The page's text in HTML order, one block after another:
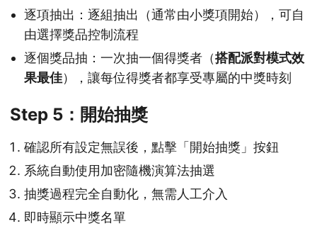
逐項抽出：逐組抽出（通常由小獎項開始），可自
由選擇獎品控制流程
逐個獎品抽：一次抽一個得獎者（搭配派對模式效
果最佳），讓每位得獎者都享受專屬的中獎時刻
Step 5：開始抽獎
確認所有設定無誤後，點擊「開始抽獎」按鈕
系統自動使用加密隨機演算法抽選
抽獎過程完全自動化，無需人工介入
即時顯示中獎名單